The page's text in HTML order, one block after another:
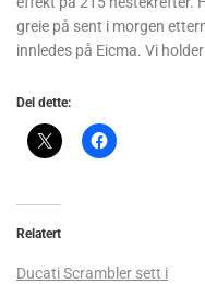
greie på sent i morgen
innledes på Eicma. Vi
Del dette:
Relatert
Ducati Scrambler sett i